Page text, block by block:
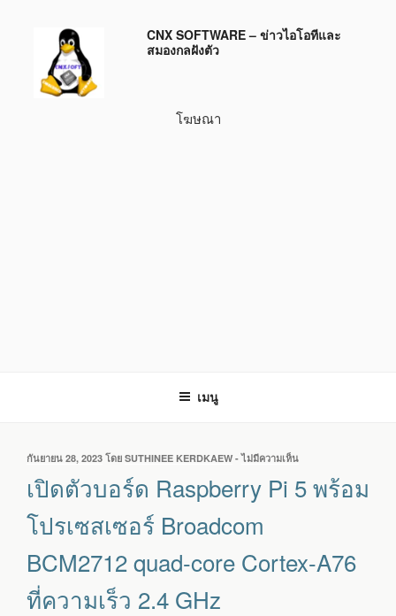
บทความ
CNX SOFTWARE – ข่าวไอโอทีและ
สมองกลฝังตัว
โฆษณา
เมนู
เขียน
ที่
กันยายน 28, 2023 โดย SUTHINEE KERDKAEW -ไม่มีความเห็น
ตัว
5
พร้อม
เปิดตัวบอร์ด Raspberry Pi 5 พร้อม
โปรเซสเซอร์ Broadcom
BCM2712 quad-core Cortex-A76
ที่ความเร็ว 2.4 GHz